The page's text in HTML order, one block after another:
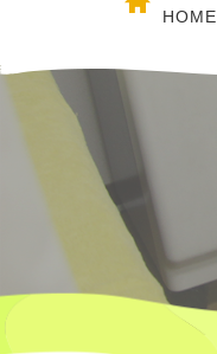
HOME